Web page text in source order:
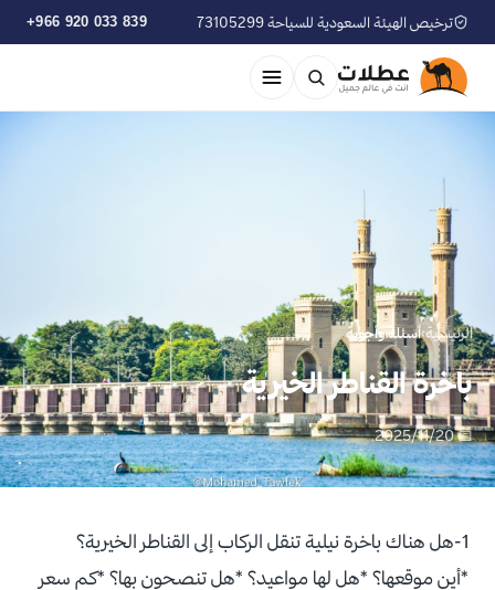
ترخيص الهيئة السعودية للسياحة 73105299 +966 920 033 839
الرئيسية›أسئلة وأجوبة
باخرة القناطر الخيرية
📅 2025/11/20
1-هل هناك باخرة نيلية تنقل الركاب إلى القناطر الخيرية؟
*أين موقعها؟ *هل لها مواعيد؟ *هل تنصحون بها؟ *كم سعر